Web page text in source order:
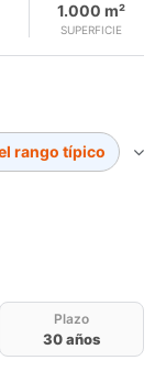
SUPERFICIE
1.000 m²
rango típico
Plazo
30 años